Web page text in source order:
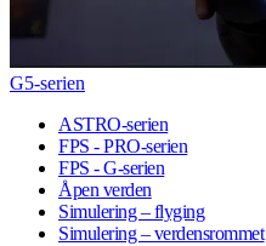
G5-serien
ASTRO-serien
FPS - PRO-serien
FPS - G-serien
Åpen verden
Simulering – flyging
Simulering – verdensrommet